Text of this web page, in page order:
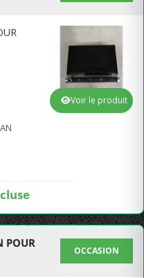
Voir le produit
POUR
OCCASION